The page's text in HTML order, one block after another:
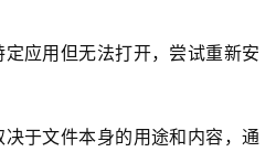
应用但无法打开，尝试重新安
于文件本身的用途和内容，通